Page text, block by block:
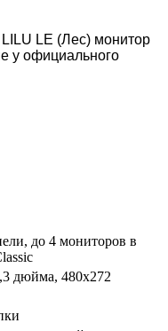
LILU LE (Лес) монитор
у официального
до 4 мониторов в
дюйма, 480x272